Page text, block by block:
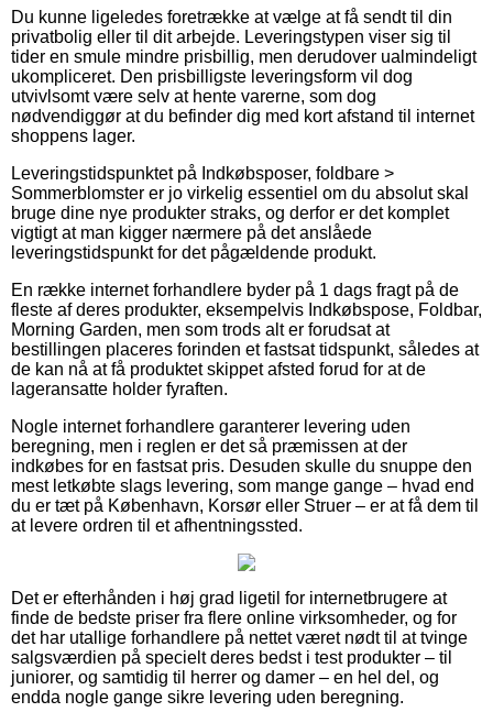
Du kunne ligeledes foretrække at vælge at få sendt til din
privatbolig eller til dit arbejde. Leveringstypen viser sig til
tider en smule mindre prisbillig, men derudover ualmindeligt
ukompliceret. Den prisbilligste leveringsform vil dog
utvivlsomt være selv at hente varerne, som dog
nødvendiggør at du befinder dig med kort afstand til internet
shoppens lager.
Leveringstidspunktet på Indkøbsposer, foldbare >
Sommerblomster er jo virkelig essentiel om du absolut skal
bruge dine nye produkter straks, og derfor er det komplet
vigtigt at man kigger nærmere på det anslåede
leveringstidspunkt for det pågældende produkt.
En række internet forhandlere byder på 1 dags fragt på de
fleste af deres produkter, eksempelvis Indkøbspose, Foldbar,
Morning Garden, men som trods alt er forudsat at
bestillingen placeres forinden et fastsat tidspunkt, således at
de kan nå at få produktet skippet afsted forud for at de
lageransatte holder fyraften.
Nogle internet forhandlere garanterer levering uden
beregning, men i reglen er det så præmissen at der
indkøbes for en fastsat pris. Desuden skulle du snuppe den
mest letkøbte slags levering, som mange gange – hvad end
du er tæt på København, Korsør eller Struer – er at få dem til
at levere ordren til et afhentningssted.
Det er efterhånden i høj grad ligetil for internetbrugere at
finde de bedste priser fra flere online virksomheder, og for
det har utallige forhandlere på nettet været nødt til at tvinge
salgsværdien på specielt deres bedst i test produkter – til
juniorer, og samtidig til herrer og damer – en hel del, og
endda nogle gange sikre levering uden beregning.